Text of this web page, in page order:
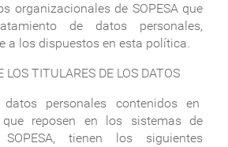
organizacionales de SOPESA que
de datos personales,
a los dispuestos en esta política.
LOS TITULARES DE LOS DATOS
personales contenidos en
reposen en los sistemas de
tienen los siguientes